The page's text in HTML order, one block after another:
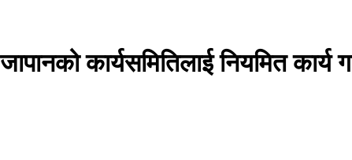
कार्यसमितिलाई नियमित